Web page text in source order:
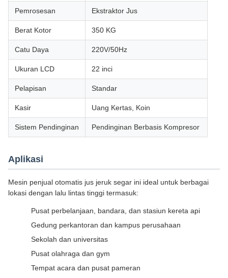
Pemrosesan Ekstraktor Jus
Berat Kotor 350 KG
Catu Daya 220V/50Hz
Ukuran LCD 22 inci
Pelapisan Standar
Kasir Uang Kertas, Koin
Sistem Pendinginan Pendinginan Berbasis Kompresor
Aplikasi
Mesin penjual otomatis jus jeruk segar ini ideal untuk berbagai
lokasi dengan lalu lintas tinggi termasuk:
Pusat perbelanjaan, bandara, dan stasiun kereta api
Gedung perkantoran dan kampus perusahaan
Sekolah dan universitas
Pusat olahraga dan gym
Tempat acara dan pusat pameran